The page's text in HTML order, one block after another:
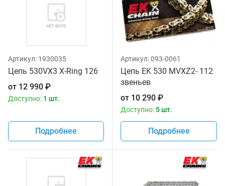
Артикул: 1930035
Цепь 530VX3 X-Ring 126
от 12 990 ₽
Доступно: 1 шт.
Подробнее
Артикул:093-0061
Цепь EK 530 MVXZ2- 112
звеньев
от 10 290 ₽
Доступно: 5 шт.
Подробнее